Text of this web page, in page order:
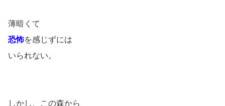
薄暗くて
恐怖を感じずには
いられない。
しかし、この森から